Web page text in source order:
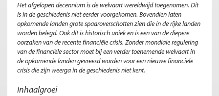
Het afgelopen decennium is de welvaart wereldwijd toegenomen. Dit
is in de geschiedenis niet eerder voorgekomen. Bovendien laten
opkomende landen grote spaaroverschotten zien die in de rijke landen
worden belegd. Ook dit is historisch uniek en is een van de diepere
oorzaken van de recente financiële crisis. Zonder mondiale regulering
van de financiële sector moet bij een verder toenemende welvaart in
de opkomende landen gevreesd worden voor een nieuwe financiële
crisis die zijn weerga in de geschiedenis niet kent.
Inhaalgroei